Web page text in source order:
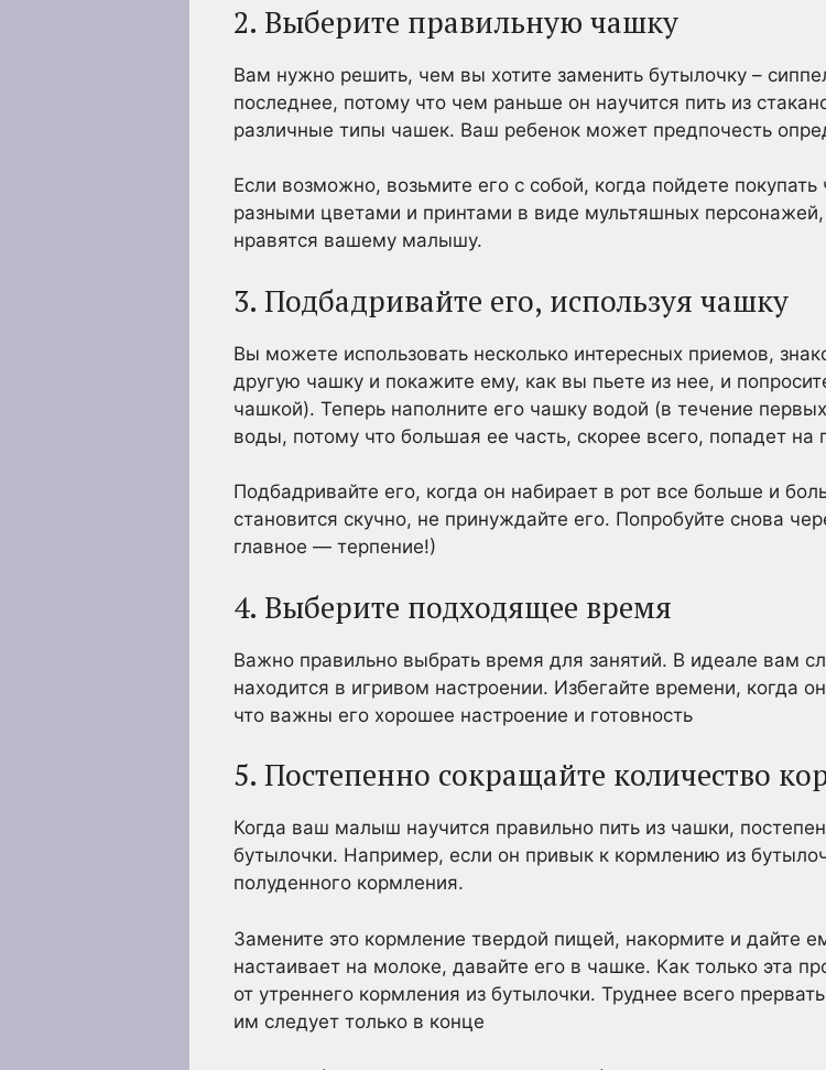
2. Выберите правильную чашку
Вам нужно решить, чем вы хотите заменить бутылочку –
последнее, потому что чем раньше он научится пить из
различные типы чашек. Ваш ребенок может предпочесть
Если возможно, возьмите его с собой, когда пойдете
разными цветами и принтами в виде мультяшных
нравятся вашему малышу.
3. Подбадривайте его, используя чашку
Вы можете использовать несколько интересных приемов,
другую чашку и покажите ему, как вы пьете из нее, и
чашкой). Теперь наполните его чашку водой (в течение
воды, потому что большая ее часть, скорее всего, попадет на
Подбадривайте его, когда он набирает в рот все больше и
становится скучно, не принуждайте его. Попробуйте снова
главное — терпение!)
4. Выберите подходящее время
Важно правильно выбрать время для занятий. В идеале вам
находится в игривом настроении. Избегайте времени, когда
что важны его хорошее настроение и готовность
5. Постепенно сокращайте количество
Когда ваш малыш научится правильно пить из чашки,
бутылочки. Например, если он привык к кормлению из
полуденного кормления.
Замените это кормление твердой пищей, накормите и дайте
настаивает на молоке, давайте его в чашке. Как только эта
от утреннего кормления из бутылочки. Труднее всего
им следует только в конце